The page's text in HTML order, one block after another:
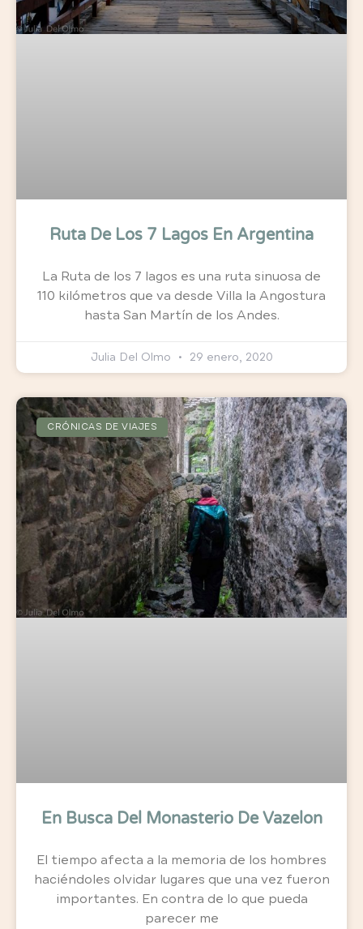
Ruta De Los 7 Lagos En Argentina
La Ruta de los 7 lagos es una ruta sinuosa de
110 kilómetros que va desde Villa la Angostura
hasta San Martín de los Andes.
Julia Del Olmo 29 enero, 2020
CRÓNICAS DE VIAJES
En Busca Del Monasterio De Vazelon
El tiempo afecta a la memoria de los hombres
haciéndoles olvidar lugares que una vez fueron
importantes. En contra de lo que pueda
parecer me